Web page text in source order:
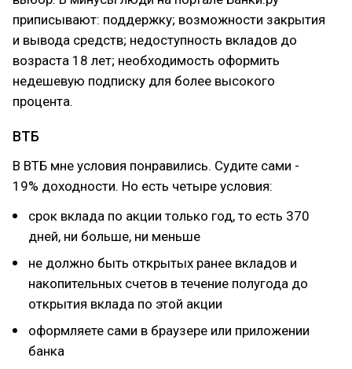
приписывают: поддержку; возможности закрытия
и вывода средств; недоступность вкладов до
возраста 18 лет; необходимость оформить
недешевую подписку для более высокого
процента.
ВТБ
В ВТБ мне условия понравились. Судите сами -
19% доходности. Но есть четыре условия:
срок вклада по акции только год, то есть 370
дней, ни больше, ни меньше
не должно быть открытых ранее вкладов и
накопительных счетов в течение полугода до
открытия вклада по этой акции
оформляете сами в браузере или приложении
банка